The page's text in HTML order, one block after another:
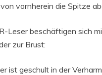
vornherein die Spitze
Leser beschäftigen sich
zur Brust:
ist geschult in der